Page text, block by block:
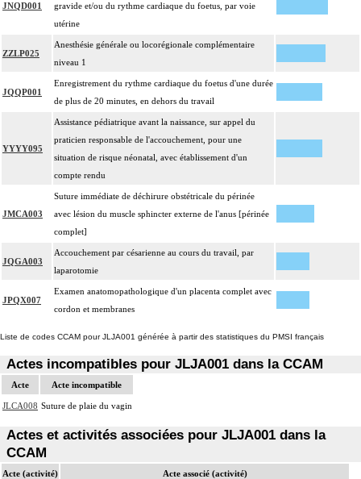
JNQD001
gravide et/ou du rythme cardiaque du foetus, par voie
utérine
ZZLP025
Anesthésie générale ou locorégionale complémentaire
niveau 1
JQQP001
Enregistrement du rythme cardiaque du foetus d'une durée
de plus de 20 minutes, en dehors du travail
YYYY095
Assistance pédiatrique avant la naissance, sur appel du
praticien responsable de l'accouchement, pour une
situation de risque néonatal, avec établissement d'un
compte rendu
JMCA003
Suture immédiate de déchirure obstétricale du périnée
avec lésion du muscle sphincter externe de l'anus [périnée
complet]
JQGA003
Accouchement par césarienne au cours du travail, par
laparotomie
JPQX007
Examen anatomopathologique d'un placenta complet avec
cordon et membranes
Liste de codes CCAM pour JLJA001 générée à partir des statistiques du PMSI français
Actes incompatibles pour JLJA001 dans la CCAM
Acte Acte incompatible
JLCA008 Suture de plaie du vagin
Actes et activités associées pour JLJA001 dans la
CCAM
Acte (activité) Acte associé (activité)